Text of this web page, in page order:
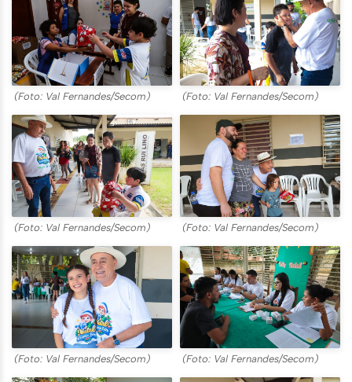
(Foto: Val Fernandes/Secom) (Foto: Val Fernandes/Secom)
(Foto: Val Fernandes/Secom) (Foto: Val Fernandes/Secom)
(Foto: Val Fernandes/Secom) (Foto: Val Fernandes/Secom)